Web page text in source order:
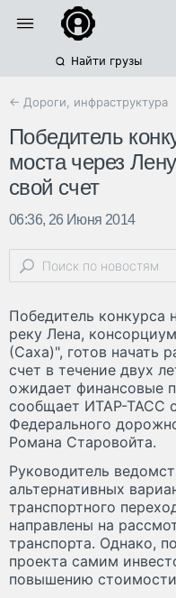
Найти грузы
← Дороги, инфраструктура
Победитель
моста через
свой счет
06:36, 26 Июня 2014
Победитель конкурса
реку Лена,
(Саха)", готов начать
счет в течение двух
ожидает финансовые
сообщает ИТАР-ТАСС
Федерального
Романа Старовойта.
Руководитель
альтернативных
транспортного
направлены на
транспорта. Однако,
проекта самим
повышению стоимости